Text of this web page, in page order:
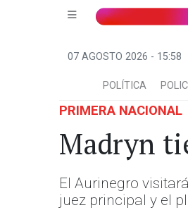
07 AGOSTO 2026 - 15:58
POLÍTICA
PRIMERA NACIONAL
Madryn
El Aurinegro
juez principal y el